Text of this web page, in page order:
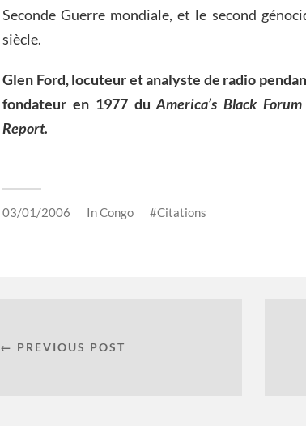
Seconde Guerre mondiale, et le second
siècle.
Glen Ford, locuteur et analyste de radio
fondateur en 1977 duAmerica’s Black Forum
Report.
03/01/2006 InCongo Citations
← PREVIOUS POST